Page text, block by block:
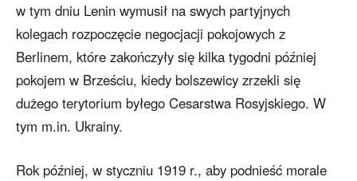
w tym dniu Lenin wymusił na swych partyjnych
kolegach rozpoczęcie negocjacji pokojowych z
Berlinem, które zakończyły się kilka tygodni później
pokojem w Brześciu, kiedy bolszewicy zrzekli się
dużego terytorium byłego Cesarstwa Rosyjskiego. W
tym m.in. Ukrainy.
Rok później, w styczniu 1919 r., aby podnieść morale